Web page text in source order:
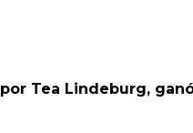
Tea Lindeburg,